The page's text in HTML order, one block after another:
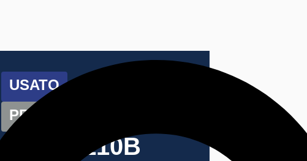
USATO
PREZZO PROMO
LINDE L10B